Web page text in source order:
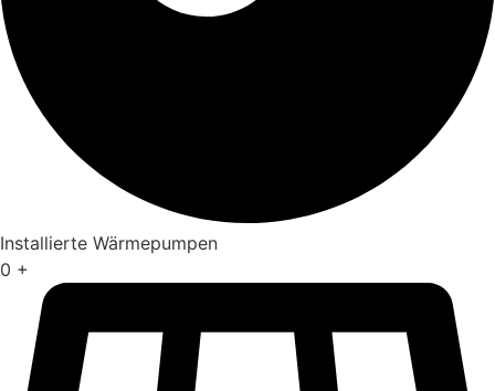
Installierte Wärmepumpen
0 +